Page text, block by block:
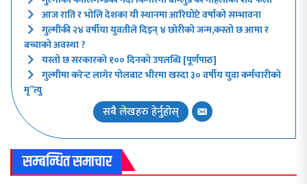
आज राति र भोलि देशका यी स्थानमा आरिघोप्टे वर्षाको सम्भावना
गुल्मीकी २४ वर्षीया युवतीले दिइन् ४ छोरीको जन्म,कस्तो छ आमा र
बच्चाको अवस्था ?
यस्तो छ सरकारको १०० दिनको उपलब्धि [पूर्णपाठ]
गुल्मीमा करेन्ट लागेर पोलबाट भीरमा खस्दा ३० वर्षीय युवा कर्मचारीको
मृ”त्यु
सबै लेखहरु हेर्नुहोस्
सम्बन्धित समाचार